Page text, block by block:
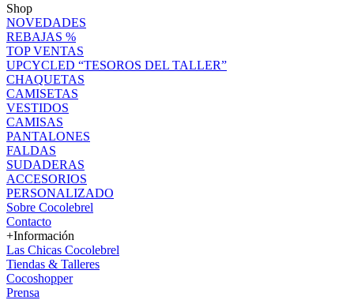
Shop
NOVEDADES
REBAJAS %
TOP VENTAS
UPCYCLED “TESOROS DEL TALLER”
CHAQUETAS
CAMISETAS
VESTIDOS
CAMISAS
PANTALONES
FALDAS
SUDADERAS
ACCESORIOS
PERSONALIZADO
Sobre Cocolebrel
Contacto
+Información
Las Chicas Cocolebrel
Tiendas & Talleres
Cocoshopper
Prensa